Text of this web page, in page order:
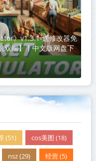
》v1.3.1-送修改器免
双端】丨中文版网盘下
(51) cos美图 (18)
nsz (29) 经营 (5)